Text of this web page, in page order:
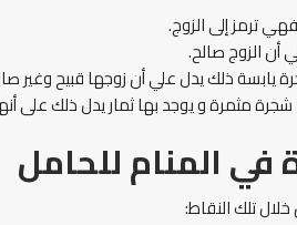
ترمز إلى الزوج.
أن الزوج صالح.
يابسة ذلك يدل علي أن زوجها قبيح وغير
شجرة مثمرة و يوجد بها ثمار يدل ذلك على
المنام للحامل
تلك النقاط: